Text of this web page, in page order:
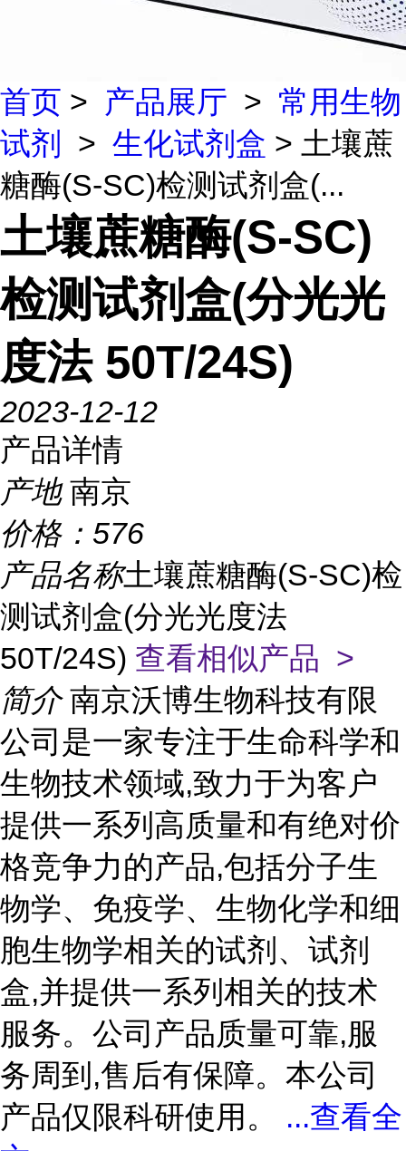
首页 > 产品展厅 > 常用生物
试剂 > 生化试剂盒 > 土壤蔗
糖酶(S-SC)检测试剂盒(...
土壤蔗糖酶(S-SC)
检测试剂盒(分光光
度法 50T/24S)
2023-12-12
产品详情
产地 南京
价格： 576
产品名称土壤蔗糖酶(S-SC)检
测试剂盒(分光光度法
50T/24S) 查看相似产品 >
简介 南京沃博生物科技有限
公司是一家专注于生命科学和
生物技术领域,致力于为客户
提供一系列高质量和有绝对价
格竞争力的产品,包括分子生
物学、免疫学、生物化学和细
胞生物学相关的试剂、试剂
盒,并提供一系列相关的技术
服务。公司产品质量可靠,服
务周到,售后有保障。本公司
产品仅限科研使用。 ...查看全